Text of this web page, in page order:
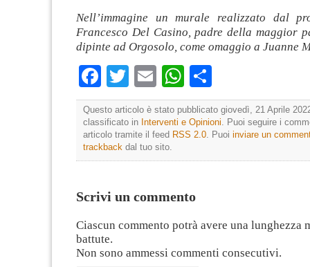
Nell’immagine un murale realizzato dal
Francesco Del Casino, padre della maggior
dipinte ad Orgosolo, come omaggio a Juanne
Facebook
TwitterEmailWhatsApp
Questo articolo è stato pubblicato giovedì, 21 Aprile
classificato in Interventi e Opinioni . Puoi seguire i
articolo tramite il feed RSS 2.0 . Puoi inviare un
trackback dal tuo sito.
Scrivi un commento
Ciascun commento potrà avere una lunghezza
battute.
Non sono ammessi commenti consecutivi.